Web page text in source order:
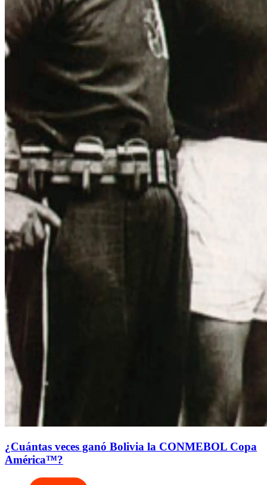
¿Cuántas veces ganó Bolivia la CONMEBOL Copa
América™?